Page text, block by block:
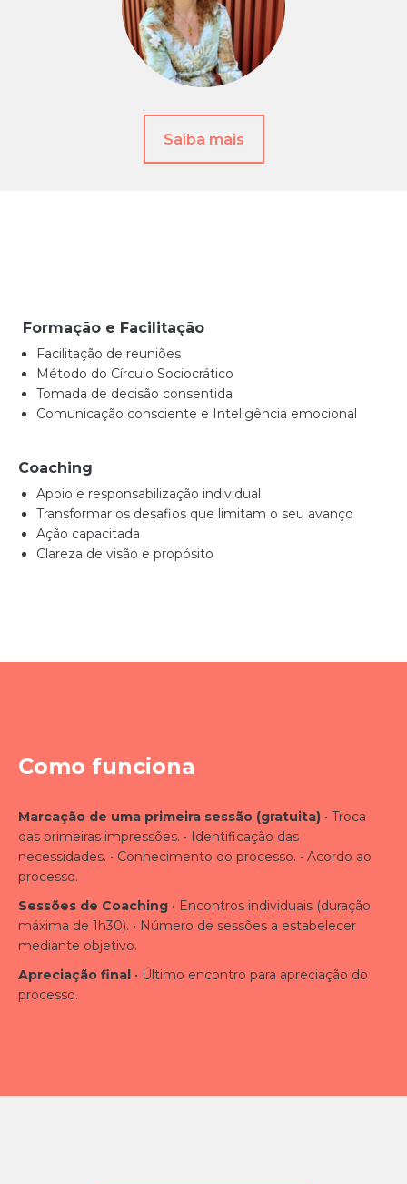
Saiba mais
Formação e Facilitação
Facilitação de reuniões
Método do Círculo Sociocrático
Tomada de decisão consentida
Comunicação consciente e Inteligência emocional
Coaching
Apoio e responsabilização individual
Transformar os desafios que limitam o seu avanço
Ação capacitada
Clareza de visão e propósito
Como funciona
Marcação de uma primeira sessão (gratuita) • Troca
das primeiras impressões. • Identificação das
necessidades. • Conhecimento do processo. • Acordo ao
processo.
Sessões de Coaching • Encontros individuais (duração
máxima de 1h30). • Número de sessões a estabelecer
mediante objetivo.
Apreciação final • Último encontro para apreciação do
processo.